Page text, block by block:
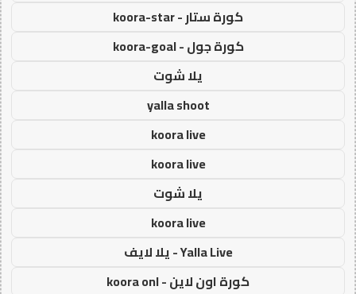
كورة ستار - koora-star
كورة جول - koora-goal
يلا شوت
yalla shoot
koora live
koora live
يلا شوت
koora live
Yalla Live - يلا لايف
كورة اون لاين - koora onl